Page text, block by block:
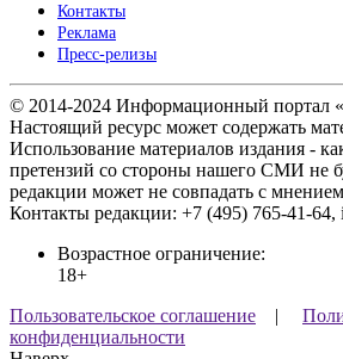
Контакты
Реклама
Пресс-релизы
© 2014-2024 Информационный портал
Настоящий ресурс может содержать
Использование материалов издания -
претензий со стороны нашего СМИ не
редакции может не совпадать с
Контакты редакции: +7 (495) 765-41-64,
Возрастное ограничение:
18+
Пользовательское соглашение |
конфиденциальности